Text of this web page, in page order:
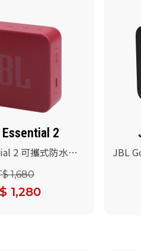
Essential 2
2 可攜式防水喇
1,680
1,280
JBL